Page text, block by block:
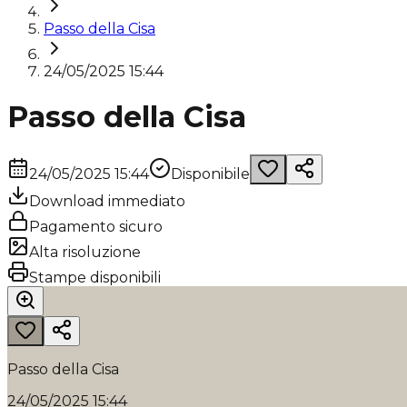
Passo della Cisa
24/05/2025 15:44
Passo della Cisa
24/05/2025 15:44
Disponibile
Download immediato
Pagamento sicuro
Alta risoluzione
Stampe disponibili
Passo della Cisa
24/05/2025 15:44